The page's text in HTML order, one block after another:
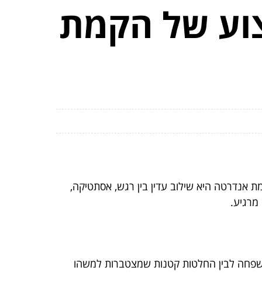
של הקמת
היא שילוב עדין בין רגש, אסתטיקה,
מרגיע.
משפחה לבין החלטות קטנות שמצטברות למשהו